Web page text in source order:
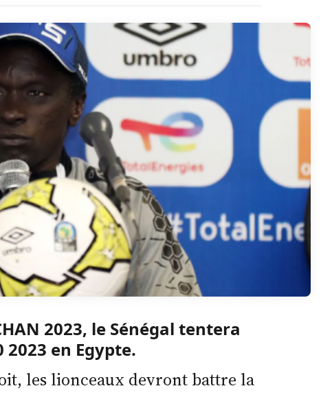
2023, le Sénégal tentera
en Egypte.
les lionceaux devront battre la